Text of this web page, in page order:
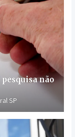
não
SP